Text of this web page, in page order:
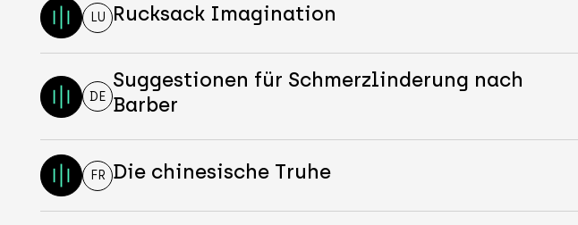
LU Rucksack Imagination
DE
Suggestionen für Schmerzlinderung nach
Barber
FR Die chinesische Truhe